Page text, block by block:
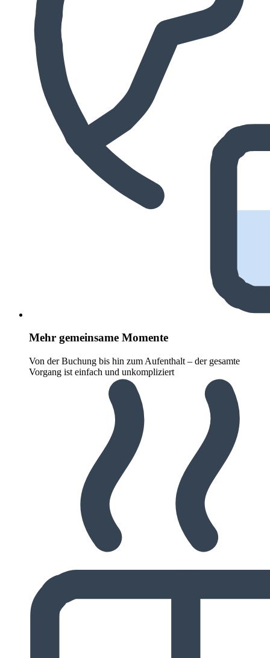
Mehr gemeinsame Momente
Von der Buchung bis hin zum Aufenthalt – der gesamte
Vorgang ist einfach und unkompliziert